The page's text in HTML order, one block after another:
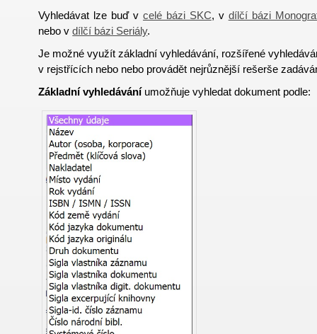
Vyhledávat lze buď v celé bázi SKC, v dílčí bázi
nebo vdílčí bázi Seriály.
Je možné využít základní vyhledávání, rozšířené
v rejstřících nebo nebo provádět nejrůznější rešerše
Základní vyhledávání umožňuje vyhledat dokument podle: